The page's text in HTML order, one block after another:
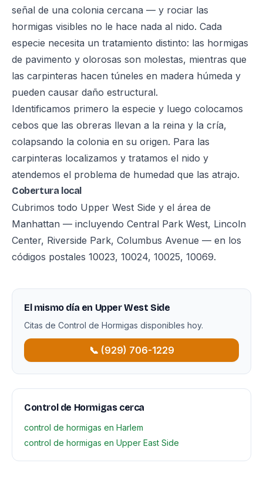
señal de una colonia cercana — y rociar las
hormigas visibles no le hace nada al nido. Cada
especie necesita un tratamiento distinto: las hormigas
de pavimento y olorosas son molestas, mientras que
las carpinteras hacen túneles en madera húmeda y
pueden causar daño estructural.
Identificamos primero la especie y luego colocamos
cebos que las obreras llevan a la reina y la cría,
colapsando la colonia en su origen. Para las
carpinteras localizamos y tratamos el nido y
atendemos el problema de humedad que las atrajo.
Cobertura local
Cubrimos todo Upper West Side y el área de
Manhattan — incluyendo Central Park West, Lincoln
Center, Riverside Park, Columbus Avenue — en los
códigos postales 10023, 10024, 10025, 10069.
El mismo día en Upper West Side
Citas de Control de Hormigas disponibles hoy.
📞 (929) 706-1229
Control de Hormigas cerca
control de hormigas en Harlem
control de hormigas en Upper East Side